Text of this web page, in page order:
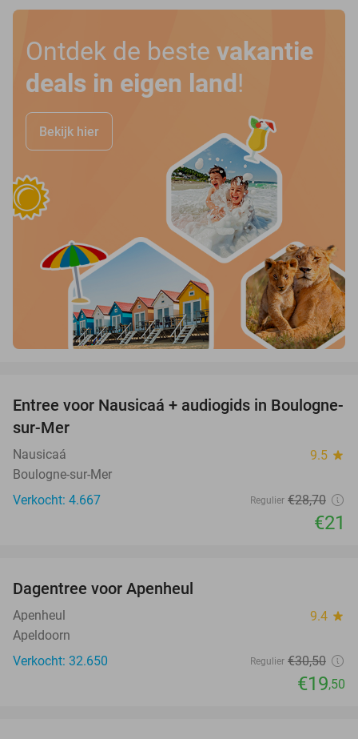
Ontdek de beste vakantie
deals in eigen land !
Bekijk hier
27%
Entree voor Nausicaá + audiogids in Boulogne-
sur-Mer
Nausicaá 9.5 star
Boulogne-sur-Mer
Verkocht: 4.667
Regulier €28,70
€21
Dagentree voor Apenheul
Apenheul 9.4 star
Apeldoorn
Verkocht: 32.650
Regulier €30,50
€19,50